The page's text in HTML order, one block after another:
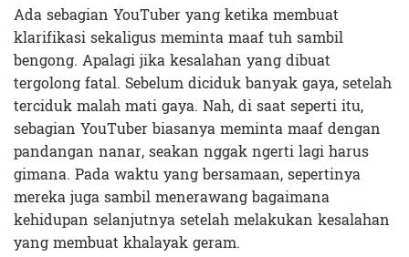
Ada sebagian YouTuber yang ketika membuat
klarifikasi sekaligus meminta maaf tuh sambil
bengong. Apalagi jika kesalahan yang dibuat
tergolong fatal. Sebelum diciduk banyak gaya, setelah
terciduk malah mati gaya. Nah, di saat seperti itu,
sebagian YouTuber biasanya meminta maaf dengan
pandangan nanar, seakan nggak ngerti lagi harus
gimana. Pada waktu yang bersamaan, sepertinya
mereka juga sambil menerawang bagaimana
kehidupan selanjutnya setelah melakukan kesalahan
yang membuat khalayak geram.